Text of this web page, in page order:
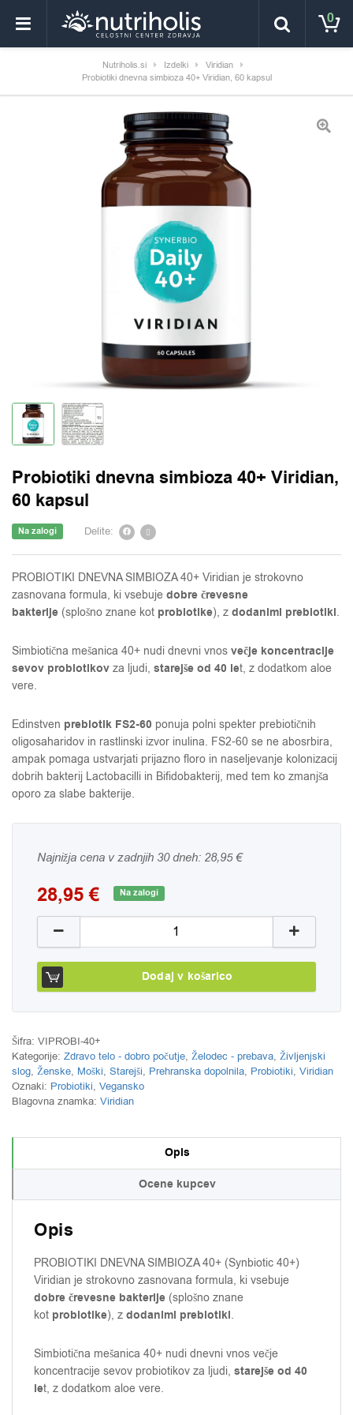
0
Nutriholis.si Izdelki
Viridian
Probiotiki dnevna simbioza 40+ Viridian, 60 kapsul
Probiotiki dnevna simbioza 40+ Viridian,
60 kapsul
Delite:
Na zalogi
PROBIOTIKI DNEVNA SIMBIOZA 40+ Viridian je strokovno
zasnovana formula, ki vsebuje dobre črevesne
bakterije (splošno znane kot probiotike), z dodanimi prebiotiki.
Simbiotična mešanica 40+ nudi dnevni vnos večje koncentracije
sevov probiotikov za ljudi, starejše od 40 let, z dodatkom aloe
vere.
Edinstven prebiotik FS2-60 ponuja polni spekter prebiotičnih
oligosaharidov in rastlinski izvor inulina. FS2-60 se ne abosrbira,
ampak pomaga ustvarjati prijazno floro in naseljevanje kolonizacij
dobrih bakterij Lactobacilli in Bifidobakterij, med tem ko zmanjša
oporo za slabe bakterije.
Najnižja cena v zadnjih 30 dneh: 28,95€
28,95€ Na zalogi
Probiotiki dnevna simbioza 40+ Viridian, 60
Dodaj v košarico
Šifra: VIPROBI-40+
Kategorije: Zdravo telo - dobro počutje, Želodec - prebava, Življenjski
slog, Ženske, Moški, Starejši, Prehranska dopolnila, Probiotiki, Viridian
Oznaki: Probiotiki, Vegansko
Blagovna znamka: Viridian
Opis
Ocene kupcev
Opis
PROBIOTIKI DNEVNA SIMBIOZA 40+ (Synbiotic 40+)
Viridian je strokovno zasnovana formula, ki vsebuje
dobre črevesne bakterije (splošno znane
kot probiotike), z dodanimi prebiotiki.
Simbiotična mešanica 40+ nudi dnevni vnos večje
koncentracije sevov probiotikov za ljudi, starejše od 40
let, z dodatkom aloe vere.